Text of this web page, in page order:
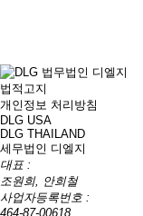
법적고지
개인정보 처리방침
DLG USA
DLG THAILAND
세무법인 디엘지
대표 :
조원희, 안희철
사업자등록번호 :
464-87-00618